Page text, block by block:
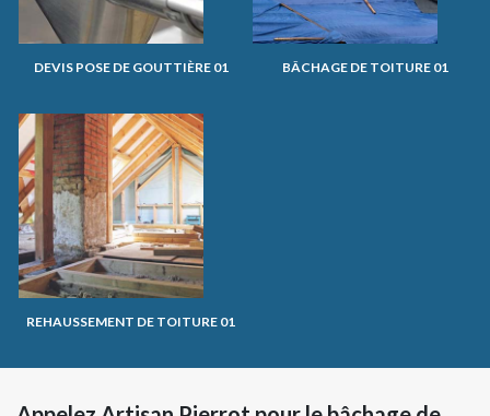
DEVIS POSE DE GOUTTIÈRE 01 BÂCHAGE DE TOITURE 01
REHAUSSEMENT DE TOITURE 01